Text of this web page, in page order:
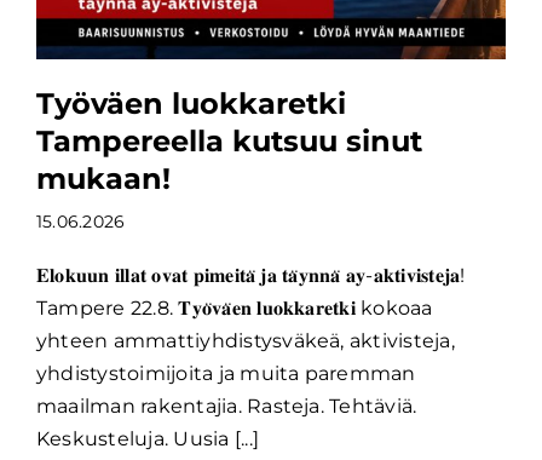
Työväen luokkaretki
Tampereella kutsuu sinut
mukaan!
15.06.2026
𝐄𝐥𝐨𝐤𝐮𝐮𝐧 𝐢𝐥𝐥𝐚𝐭 𝐨𝐯𝐚𝐭 𝐩𝐢𝐦𝐞𝐢𝐭𝐚̈ 𝐣𝐚 𝐭𝐚̈𝐲𝐧𝐧𝐚̈ 𝐚𝐲-𝐚𝐤𝐭𝐢𝐯𝐢𝐬𝐭𝐞𝐣𝐚!
Tampere 22.8. 𝐓𝐲𝐨̈𝐯𝐚̈𝐞𝐧 𝐥𝐮𝐨𝐤𝐤𝐚𝐫𝐞𝐭𝐤𝐢 kokoaa
yhteen ammattiyhdistysväkeä, aktivisteja,
yhdistystoimijoita ja muita paremman
maailman rakentajia. Rasteja. Tehtäviä.
Keskusteluja. Uusia [...]